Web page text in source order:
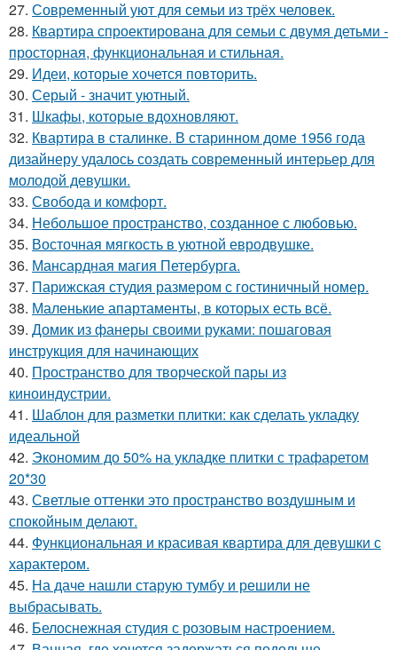
27. Современный уют для семьи из трёх человек.
28. Квартира спроектирована для семьи с двумя детьми -
просторная, функциональная и стильная.
29. Идеи, которые хочется повторить.
30. Серый - значит уютный.
31. Шкафы, которые вдохновляют.
32. Квартира в сталинке. В старинном доме 1956 года
дизайнеру удалось создать современный интерьер для
молодой девушки.
33. Свобода и комфорт.
34. Небольшое пространство, созданное с любовью.
35. Восточная мягкость в уютной евродвушке.
36. Мансардная магия Петербурга.
37. Парижская студия размером с гостиничный номер.
38. Маленькие апартаменты, в которых есть всё.
39. Домик из фанеры своими руками: пошаговая
инструкция для начинающих
40. Пространство для творческой пары из
киноиндустрии.
41. Шаблон для разметки плитки: как сделать укладку
идеальной
42. Экономим до 50% на укладке плитки с трафаретом
20*30
43. Светлые оттенки это пространство воздушным и
спокойным делают.
44. Функциональная и красивая квартира для девушки с
характером.
45. На даче нашли старую тумбу и решили не
выбрасывать.
46. Белоснежная студия с розовым настроением.